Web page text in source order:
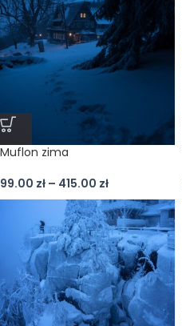
Muflon zima
99.00 zł – 415.00 zł